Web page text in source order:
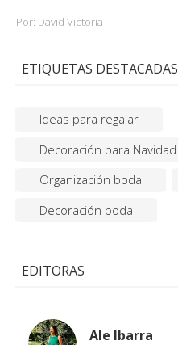
Por: David Victoria
ETIQUETAS DESTACADAS
Ideas para regalar
Decoración para Navidad
Organización boda
Decoración boda
EDITORAS
Ale Ibarra